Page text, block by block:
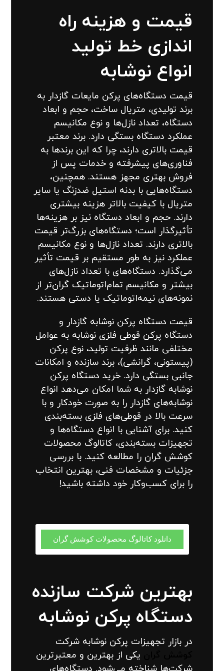
قیمت و هزینه راه
اندازی خط تولید
انواع نوشابه
قیمت دستگاه‌های پرکن مایعات گازدار به
برند تولیدی، متریال ساخت، حجم و ابعاد
دستگاه، تعداد نازل‌ها و نوع مکانیسم
عملکرد دستگاه بستگی دارد. برند معتبر
قیمت بالاتری دارند، چرا که این برندها به
فناوری‌های پیشرفته و خدمات پس از
فروش بهتری مجهز هستند. همچنین،
دستگاه‌هایی با بدنه استیل ضدزنگ یا سایر
متریال با کیفیت بالاتر هزینه بیشتری
دارند. حجم و ابعاد دستگاه نیز بر هزینه‌ها
تأثیرگذار است؛ دستگاه‌های بزرگ‌تر قیمت
بالاتری دارند. تعداد نازل‌ها و نوع مکانیسم
عملکرد نیز به طور مستقیم بر قیمت تأثیر
می‌گذارد. دستگاه‌های با تعداد نازل‌های
بیشتر و مکانیسم تمام‌اتوماتیک گران‌تر از
نمونه‌های نیمه‌اتوماتیک یا دستی هستند.
قیمت دستگاه پرکن نوشابه گازدار و
دستگاه پرکن قوطی فلزی نوشابه به عوامل
مختلفی مانند ظرفیت تولید، نوع پرکن
(پیستونی، گرانشی)، برند سازنده و امکانات
جانبی بستگی دارد. خرید دستگاه پرکن
نوشابه گازدار به شما امکان می‌دهد انواع
نوشابه‌های گازدار را به صورت خودکار و با
سرعت بالا در قوطی‌های فلزی بسته‌بندی
کنید. برای آشنایی با انواع دستگاه‌ها و
تجهیزات بسته‌بندی، کاتالوگ محصولات
کوشش گران را مطالعه کنید. با بررسی
جزئیات و مشخصات فنی، بهترین انتخاب
را برای کسب‌وکار خود داشته باشید!
دانلود کاتالوگ محصولات کوشش گران
بهترین شرکت سازنده
دستگاه پرکن نوشابه
در بازار تجهیزات پرکن نوشابه شرکت
یکی از بهترین و معتبرترین